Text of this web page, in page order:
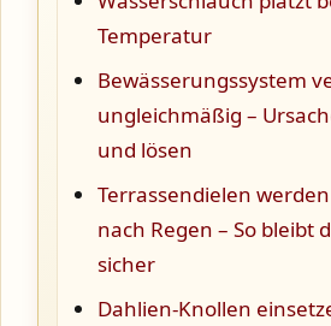
Temperatur
Bewässerungssystem
ungleichmäßig –
und lösen
Terrassendielen
nach Regen – So bleibt
sicher
Dahlien-Knollen